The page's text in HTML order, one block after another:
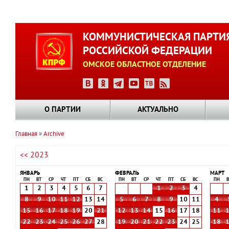
КОММУНИСТИЧЕСКАЯ
РОССИЙСКОЙ ФЕДЕРАЦИИ
ОМСКОЕ ОБЛАСТНОЕ ОТДЕЛЕНИЕ
О ПАРТИИ АКТУАЛЬНО
навигации
Главная Archive
<< 2023
ЯНВАРЬ
ПН ВТ СР ЧТ СБ ВС
1 2 3 4 5 6
7
8
9 10 11 12 13
14
15
16 17 18 19 20
21
22
23 24 25 26 27
28
ФЕВРАЛЬ
ПН ВТ СР ЧТ СБ ВС
1 2 3
4
5
6 7 8 9 10
11
12
13 14 15 16 17
18
19
20 21 22 23 24
25
МАРТ
ПН
4
11
18